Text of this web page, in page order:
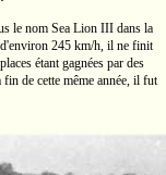
le nom Sea Lion III dans la
245 km/h, il ne finit
étant gagnées par des
fin de cette même année, il fut